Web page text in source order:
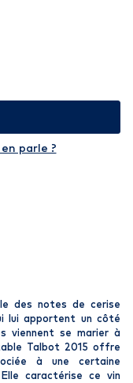
en parle ?
des notes de cerise
lui apportent un côté
viennent se marier à
Talbot 2015 offre
à une certaine
caractérise ce vin